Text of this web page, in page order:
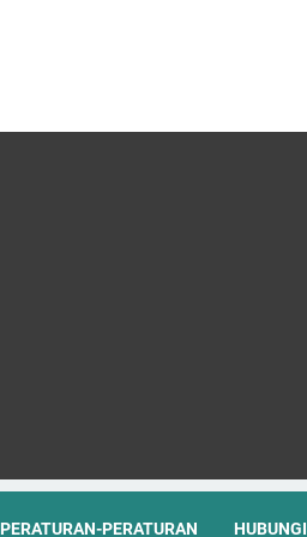
PERATURAN-PERATURAN